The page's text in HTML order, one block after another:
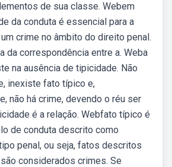
de sua classe. Webem
da conduta é essencial para a
crime no âmbito do direito penal.
da correspondência entre a. Weba
na ausência de tipicidade. Não
inexiste fato típico e,
não há crime, devendo o réu ser
é a relação. Webfato típico é
de conduta descrito como
penal, ou seja, fatos descritos
considerados crimes. Se